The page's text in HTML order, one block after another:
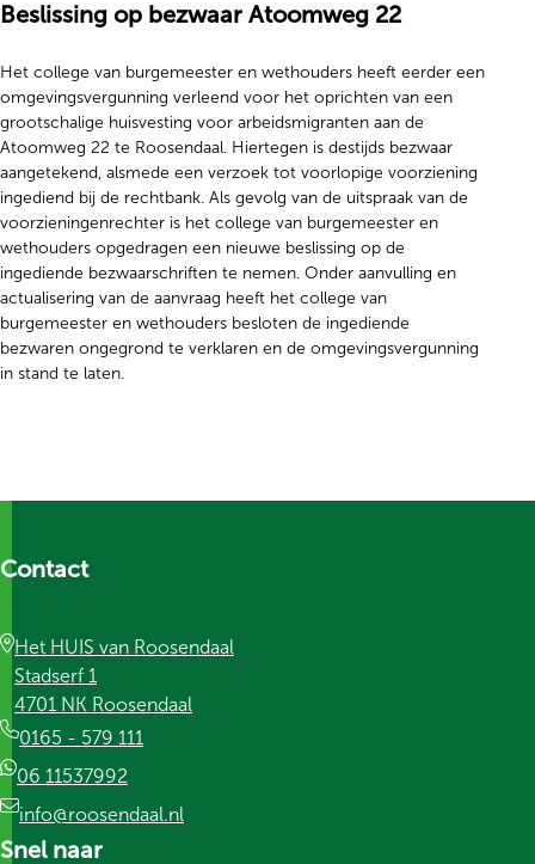
Beslissing op bezwaar Atoomweg 22
Het college van burgemeester en wethouders heeft eerder een
omgevingsvergunning verleend voor het oprichten van een
grootschalige huisvesting voor arbeidsmigranten aan de
Atoomweg 22 te Roosendaal. Hiertegen is destijds bezwaar
aangetekend, alsmede een verzoek tot voorlopige voorziening
ingediend bij de rechtbank. Als gevolg van de uitspraak van de
voorzieningenrechter is het college van burgemeester en
wethouders opgedragen een nieuwe beslissing op de
ingediende bezwaarschriften te nemen. Onder aanvulling en
actualisering van de aanvraag heeft het college van
burgemeester en wethouders besloten de ingediende
bezwaren ongegrond te verklaren en de omgevingsvergunning
in stand te laten.
Contact
Het HUIS van Roosendaal
Stadserf 1
4701 NK Roosendaal
0165 - 579 111
06 11537992
info@roosendaal.nl
Snel naar